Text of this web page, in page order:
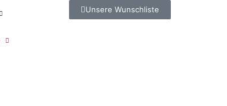
Unsere Wunschliste